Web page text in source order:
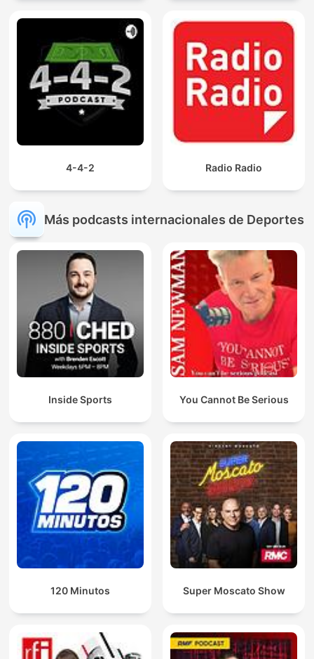
4-4-2 Radio Radio
Más podcasts internacionales de Deportes
Inside Sports You Cannot Be Serious
120 Minutos Super Moscato Show